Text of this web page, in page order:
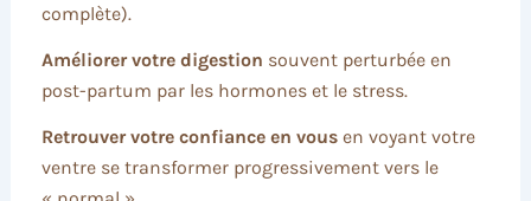
complète).
Améliorer votre digestion souvent perturbée en
post-partum par les hormones et le stress.
Retrouver votre confiance en vousen voyant votre
ventre se transformer progressivement vers le